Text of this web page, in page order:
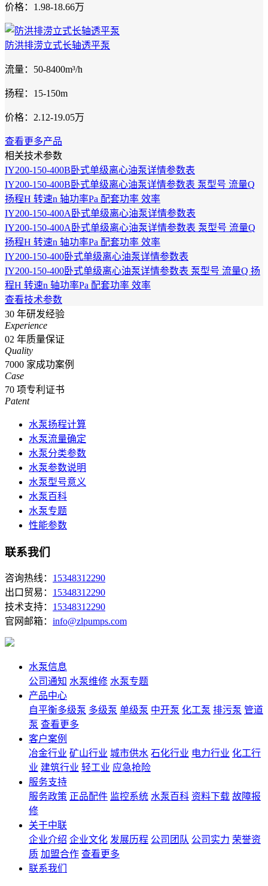
价格：1.98-18.66万
防洪排涝立式长轴透平泵
流量：50-8400m³/h
扬程：15-150m
价格：2.12-19.05万
查看更多产品
相关技术参数
IY200-150-400B卧式单级离心油泵详情参数表
IY200-150-400B卧式单级离心油泵详情参数表 泵型号 流量Q
扬程H 转速n 轴功率Pa 配套功率 效率
IY200-150-400A卧式单级离心油泵详情参数表
IY200-150-400A卧式单级离心油泵详情参数表 泵型号 流量Q
扬程H 转速n 轴功率Pa 配套功率 效率
IY200-150-400卧式单级离心油泵详情参数表
IY200-150-400卧式单级离心油泵详情参数表 泵型号 流量Q 扬
程H 转速n 轴功率Pa 配套功率 效率
查看技术参数
30 年研发经验
Experience
02 年质量保证
Quality
7000 家成功案例
Case
70 项专利证书
Patent
水泵扬程计算
水泵流量确定
水泵分类参数
水泵参数说明
水泵型号意义
水泵百科
水泵专题
性能参数
联系我们
咨询热线： 15348312290
出口贸易： 15348312290
技术支持： 15348312290
官网邮箱： info@zlpumps.com
水泵信息
公司通知 水泵维修 水泵专题
产品中心
自平衡多级泵 多级泵 单级泵 中开泵 化工泵 排污泵 管道
泵 查看更多
客户案例
冶金行业 矿山行业 城市供水 石化行业 电力行业 化工行
业 建筑行业 轻工业 应急抢险
服务支持
服务政策 正品配件 监控系统 水泵百科 资料下载 故障报
修
关于中联
企业介绍 企业文化 发展历程 公司团队 公司实力 荣誉资
质 加盟合作 查看更多
联系我们